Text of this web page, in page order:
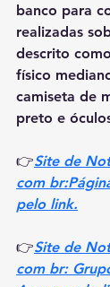
banco para
realizadas
descrito
físico
camiseta de
preto e
👉Site de
com
pelo link.
👉Site de
com br: